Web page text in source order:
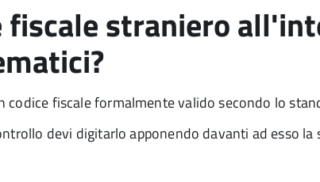
straniero
fiscale formalmente valido secondo lo
devi digitarlo apponendo davanti ad esso la